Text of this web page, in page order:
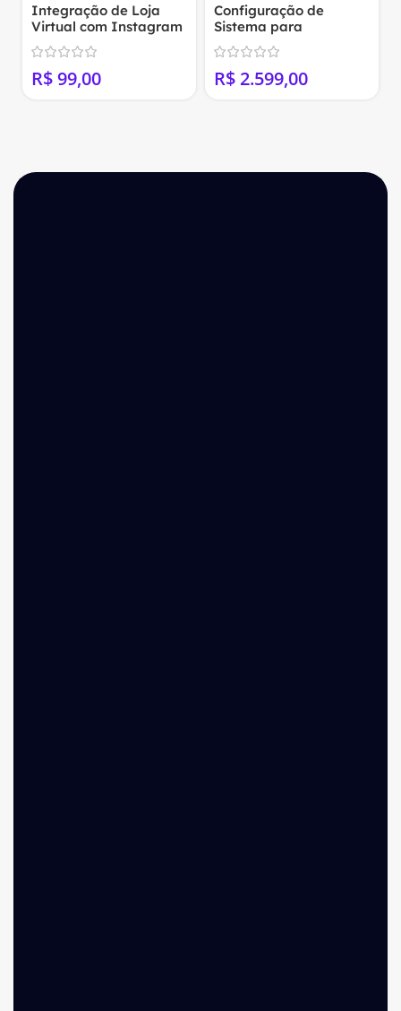
Integração de Loja
Virtual com Instagram
Shop
R$
Configuração de
Sistema para
MarketPlace
(WordPress+Woocomm
erce)
R$